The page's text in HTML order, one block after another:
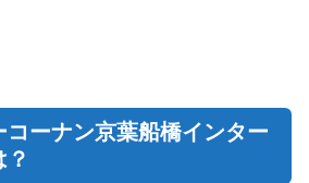
ーナン京葉船橋インター